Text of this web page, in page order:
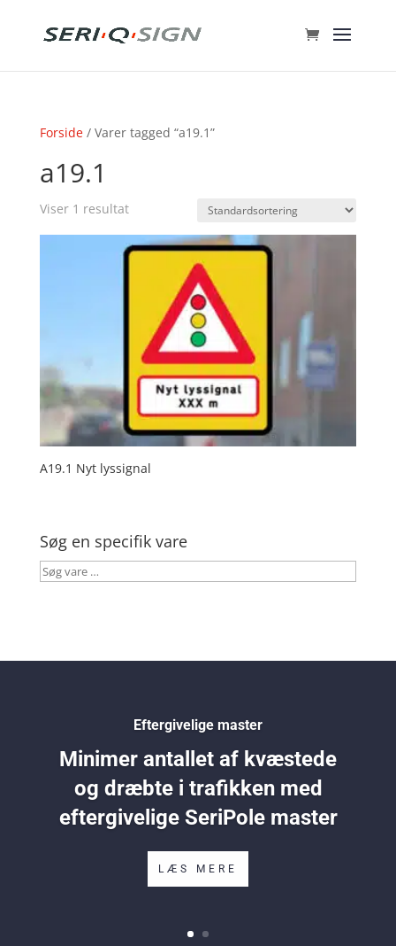
Forside/ Varer tagged “a19.1”
a19.1
Viser 1 resultat
A19.1 Nyt lyssignal
Søg en specifik vare
Søg
Eftergivelige master
Minimer antallet af kvæstede
og dræbte i trafikken med
eftergivelige SeriPole master
LÆS MERE